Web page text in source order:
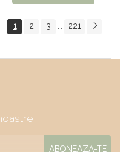
1 2 3 ... 221